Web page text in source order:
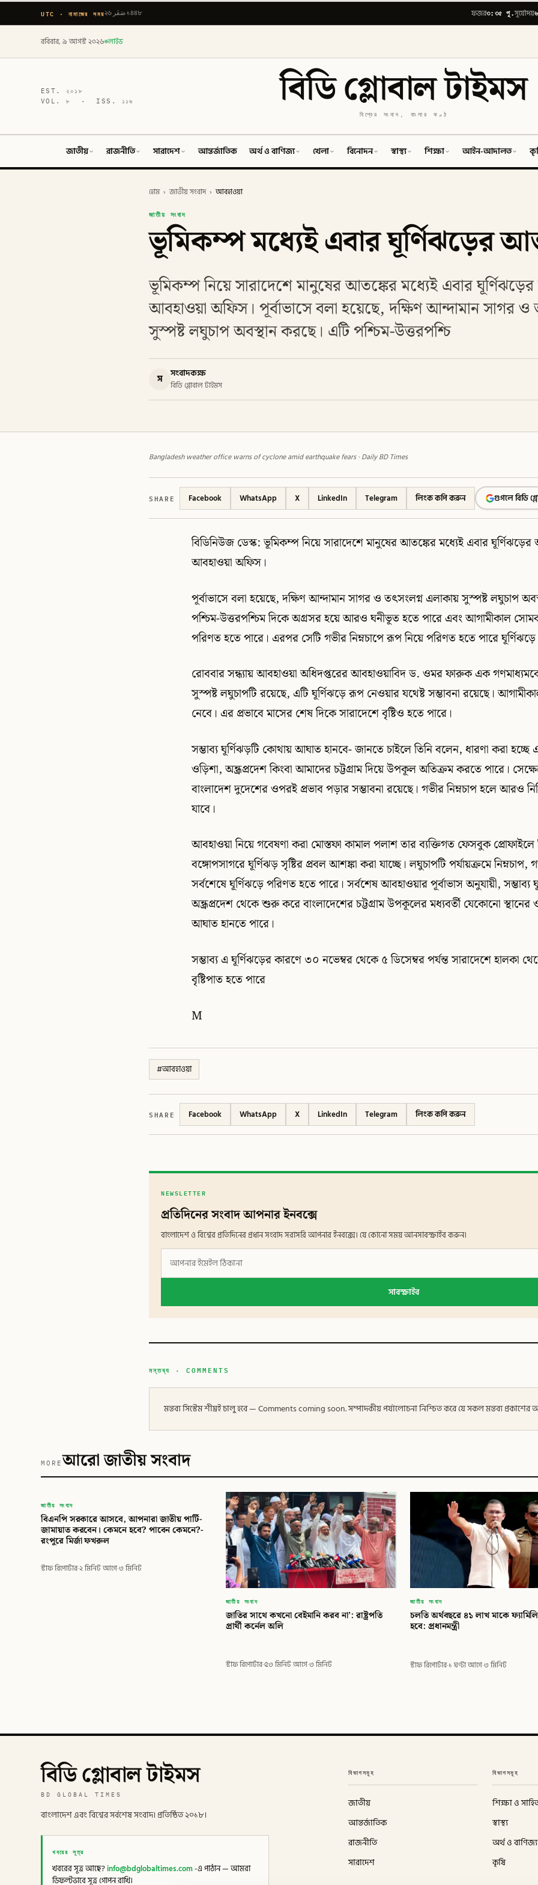
UTC · নামাজের সময় ২৬ صَفَر ১৪৪৮ ফজর৩:৩৫ পূ.সূর্যোদয়
রবিবার, ৯ আগস্ট ২০২৬ লাইভ
EST.২০১৮
VOL.৮ · ISS. ১১৬ বিডি গ্লোবাল টাইমস
বিশ্বের সংবাদ, বাংলার কণ্ঠ
জাতীয় রাজনীতি সারাদেশ আন্তর্জাতিক অর্থ ও বাণিজ্য খেলা বিনোদন স্বাস্থ্য শিক্ষা আইন-আদালত
হোম › জাতীয় সংবাদ › আবহাওয়া
জাতীয় সংবাদ
ভূমিকম্প মধ্যেই এবার ঘূর্ণিঝড়ের
ভূমিকম্প নিয়ে সারাদেশে মানুষের আতঙ্কের মধ্যেই এবার
আবহাওয়া অফিস। পূর্বাভাসে বলা হয়েছে, দক্ষিণ আন্দামান সাগর
সুস্পষ্ট লঘুচাপ অবস্থান করছে। এটি পশ্চিম-উত্তরপশ্চি
স সংবাদকক্ষ
বিডি গ্লোবাল টাইমস
Bangladesh weather office warns of cyclone amid earthquake fears · Daily BD Times
SHARE Facebook WhatsApp X LinkedIn Telegram লিংক কপি করুন গুগলে বিডি
বিডিনিউজ ডেস্ক: ভূমিকম্প নিয়ে সারাদেশে মানুষের আতঙ্কের মধ্যেই এবার
আবহাওয়া অফিস।
পূর্বাভাসে বলা হয়েছে, দক্ষিণ আন্দামান সাগর ও তৎসংলগ্ন এলাকায় সুস্পষ্ট লঘুচাপ
পশ্চিম-উত্তরপশ্চিম দিকে অগ্রসর হয়ে আরও ঘনীভূত হতে পারে এবং আগামীকাল
পরিণত হতে পারে। এরপর সেটি গভীর নিম্নচাপে রূপ নিয়ে পরিণত হতে পারে
রোববার সন্ধ্যায় আবহাওয়া অধিদপ্তরের আবহাওয়াবিদ ড. ওমর ফারুক এক
সুস্পষ্ট লঘুচাপটি রয়েছে, এটি ঘূর্ণিঝড়ে রূপ নেওয়ার যথেষ্ট সম্ভাবনা রয়েছে।
নেবে। এর প্রভাবে মাসের শেষ দিকে সারাদেশে বৃষ্টিও হতে পারে।
সম্ভাব্য ঘূর্ণিঝড়টি কোথায় আঘাত হানবে- জানতে চাইলে তিনি বলেন, ধারণা করা হচ্ছে
ওড়িশা, অন্ধ্রপ্রদেশ কিংবা আমাদের চট্টগ্রাম দিয়ে উপকূল অতিক্রম করতে পারে।
বাংলাদেশ দুদেশের ওপরই প্রভাব পড়ার সম্ভাবনা রয়েছে। গভীর নিম্নচাপ হলে আরও
যাবে।
আবহাওয়া নিয়ে গবেষণা করা মোস্তফা কামাল পলাশ তার ব্যক্তিগত ফেসবুক
বঙ্গোপসাগরে ঘূর্ণিঝড় সৃষ্টির প্রবল আশঙ্কা করা যাচ্ছে। লঘুচাপটি পর্যায়ক্রমে নিম্নচাপ,
সর্বশেষে ঘূর্ণিঝড়ে পরিণত হতে পারে। সর্বশেষ আবহাওয়ার পূর্বাভাস অনুযায়ী, সম্ভাব্য
অন্ধ্রপ্রদেশ থেকে শুরু করে বাংলাদেশের চট্টগ্রাম উপকূলের মধ্যবর্তী যেকোনো
আঘাত হানতে পারে।
সম্ভাব্য এ ঘূর্ণিঝড়ের কারণে ৩০ নভেম্বর থেকে ৫ ডিসেম্বর পর্যন্ত সারাদেশে হালকা
বৃষ্টিপাত হতে পারে
M
#আবহাওয়া
SHARE Facebook WhatsApp X LinkedIn Telegram লিংক কপি করুন
NEWSLETTER
প্রতিদিনের সংবাদ আপনার ইনবক্সে
বাংলাদেশ ও বিশ্বের প্রতিদিনের প্রধান সংবাদ সরাসরি আপনার ইনবক্সে। যে কোনো সময় আনসাবস্ক্রাইব করুন।
সাবস্ক্রাইব
মন্তব্য · COMMENTS
মন্তব্য সিস্টেম শীঘ্রই চালু হবে — Comments coming soon. সম্পাদকীয় পর্যালোচনা নিশ্চিত করে যে সকল মন্তব্য
MOREআরো জাতীয় সংবাদ
বিডি
বিডি গ্লোবাল টাইমস
জাতীয় সংবাদ
বিএনপি সরকারে আসবে, আপনারা জাতীয় পার্টি-
জামায়াত করবেন। কেমনে হবে? পাবেন কেমনে?-
রংপুরে মির্জা ফখরুল
স্টাফ রিপোর্টার·২ মিনিট আগে·৩ মিনিট
জাতীয় সংবাদ
জাতির সাথে কখনো বেইমানি করব না’: রাষ্ট্রপতি
প্রার্থী কর্নেল অলি
স্টাফ রিপোর্টার·৫৩ মিনিট আগে·৩ মিনিট
জাতীয় সংবাদ
চলতি অর্থবছরে ৪১ লাখ মাকে
হবে: প্রধানমন্ত্রী
স্টাফ রিপোর্টার·১ ঘণ্টা আগে·৩ মিনিট
বিডি গ্লোবাল টাইমস
BD GLOBAL TIMES
বাংলাদেশ এবং বিশ্বের সর্বশেষ সংবাদ। প্রতিষ্ঠিত ২০১৮।
খবরের সূত্র
খবরের সূত্র আছে?info@bdglobaltimes.com-এ পাঠান — আমরা
ডিফল্টভাবে সূত্র গোপন রাখি।
বিভাগসমূহ
জাতীয়
আন্তর্জাতিক
রাজনীতি
সারাদেশ
বিভাগসমূহ
শিক্ষা ও
স্বাস্থ্য
অর্থ ও বাণিজ্য
কৃষি